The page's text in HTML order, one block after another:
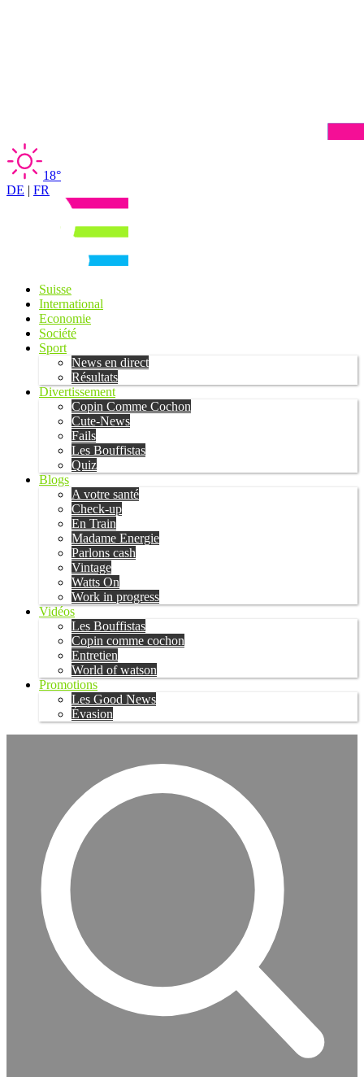
18°
DE | FR
Suisse
International
Economie
Société
Sport
News en direct
Résultats
Divertissement
Copin Comme Cochon
Cute-News
Fails
Les Bouffistas
Quiz
Blogs
A votre santé
Check-up
En Train
Madame Energie
Parlons cash
Vintage
Watts On
Work in progress
Vidéos
Les Bouffistas
Copin comme cochon
Entretien
World of watson
Promotions
Les Good News
Évasion